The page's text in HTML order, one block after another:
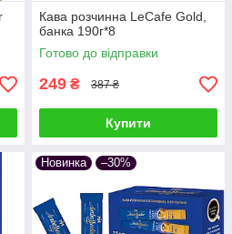
Кава розчинна LeCafe Gold,
банка 190г*8
Готово до відправки
249 ₴ 387 ₴
Купити
Новинка –30%